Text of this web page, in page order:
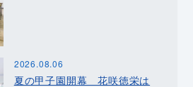
2026.08.06
夏の甲子園開幕 花咲徳栄は